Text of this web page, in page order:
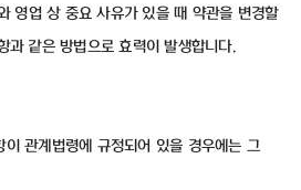
영업 상 중요 사유가 있을 때 약관을 변경할
과 같은 방법으로 효력이 발생합니다.
이 관계법령에 규정되어 있을 경우에는 그